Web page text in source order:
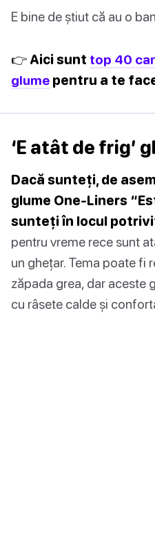
E bine de știut că au o
👉 Aici sunt top 40
glume pentru a te
‘E atât de frig’
Dacă sunteți, de
glume One-Liners
sunteți în locul
pentru vreme rece sunt
un ghețar. Tema poate fi
zăpada grea, dar aceste
cu râsete calde și